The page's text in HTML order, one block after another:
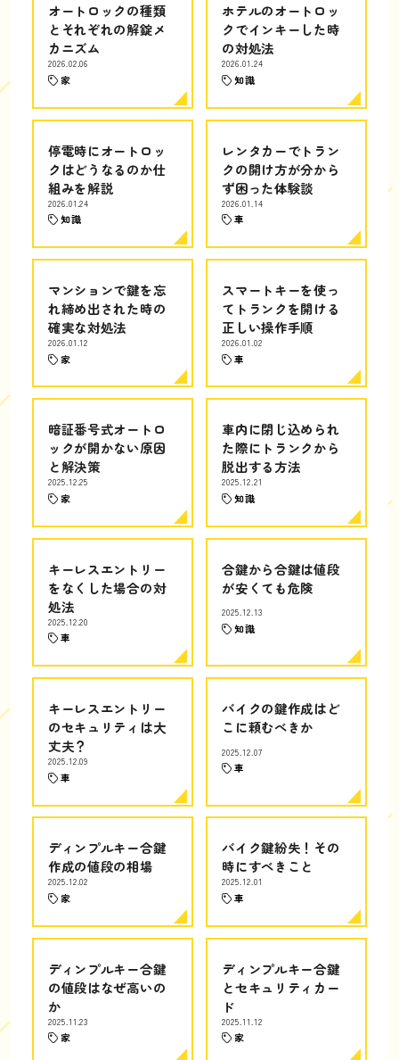
オートロックの種類
とそれぞれの解錠メ
カニズム
2026.02.06
家
ホテルのオートロッ
クでインキーした時
の対処法
2026.01.24
知識
停電時にオートロッ
クはどうなるのか仕
組みを解説
2026.01.24
知識
レンタカーでトラン
クの開け方が分から
ず困った体験談
2026.01.14
車
マンションで鍵を忘
れ締め出された時の
確実な対処法
2026.01.12
家
スマートキーを使っ
てトランクを開ける
正しい操作手順
2026.01.02
車
暗証番号式オートロ
ックが開かない原因
と解決策
2025.12.25
家
車内に閉じ込められ
た際にトランクから
脱出する方法
2025.12.21
知識
キーレスエントリー
をなくした場合の対
処法
2025.12.20
車
合鍵から合鍵は値段
が安くても危険
2025.12.13
知識
キーレスエントリー
のセキュリティは大
丈夫？
2025.12.09
車
バイクの鍵作成はど
こに頼むべきか
2025.12.07
車
ディンプルキー合鍵
作成の値段の相場
2025.12.02
家
バイク鍵紛失！その
時にすべきこと
2025.12.01
車
ディンプルキー合鍵
の値段はなぜ高いの
か
2025.11.23
家
ディンプルキー合鍵
とセキュリティカー
ド
2025.11.12
家